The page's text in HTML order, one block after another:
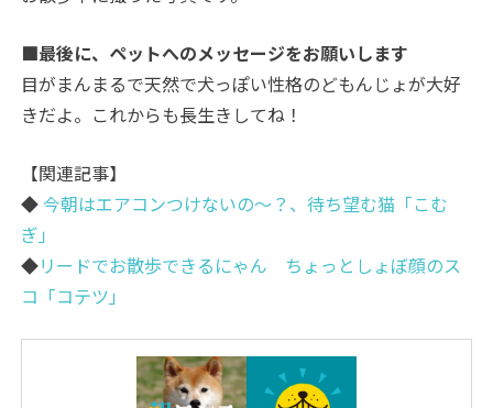
■最後に、ペットへのメッセージをお願いします
目がまんまるで天然で犬っぽい性格のどもんじょが大好
きだよ。これからも長生きしてね！
【関連記事】
◆今朝はエアコンつけないの～？、待ち望む猫「こむ
ぎ」
◆リードでお散歩できるにゃん ちょっとしょぼ顔のス
コ「コテツ」